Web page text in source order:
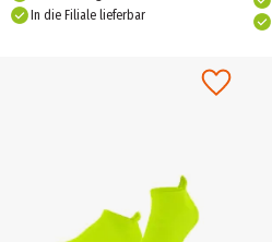
In die Filiale lieferbar